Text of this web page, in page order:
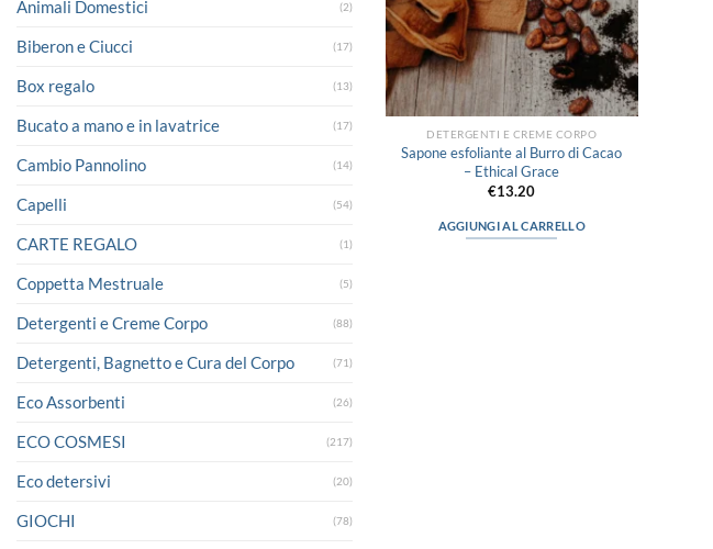
Animali Domestici (2)
Biberon e Ciucci (17)
Box regalo (13)
Bucato a mano e in lavatrice (17)
Cambio Pannolino (14)
Capelli (54)
CARTE REGALO (1)
Coppetta Mestruale (5)
Detergenti e Creme Corpo (88)
Detergenti, Bagnetto e Cura del Corpo (71)
Eco Assorbenti (26)
ECO COSMESI (217)
Eco detersivi (20)
GIOCHI (78)
DETERGENTI E CREME CORPO
Sapone esfoliante al Burro di Cacao
– Ethical Grace
€13.20
AGGIUNGI AL CARRELLO